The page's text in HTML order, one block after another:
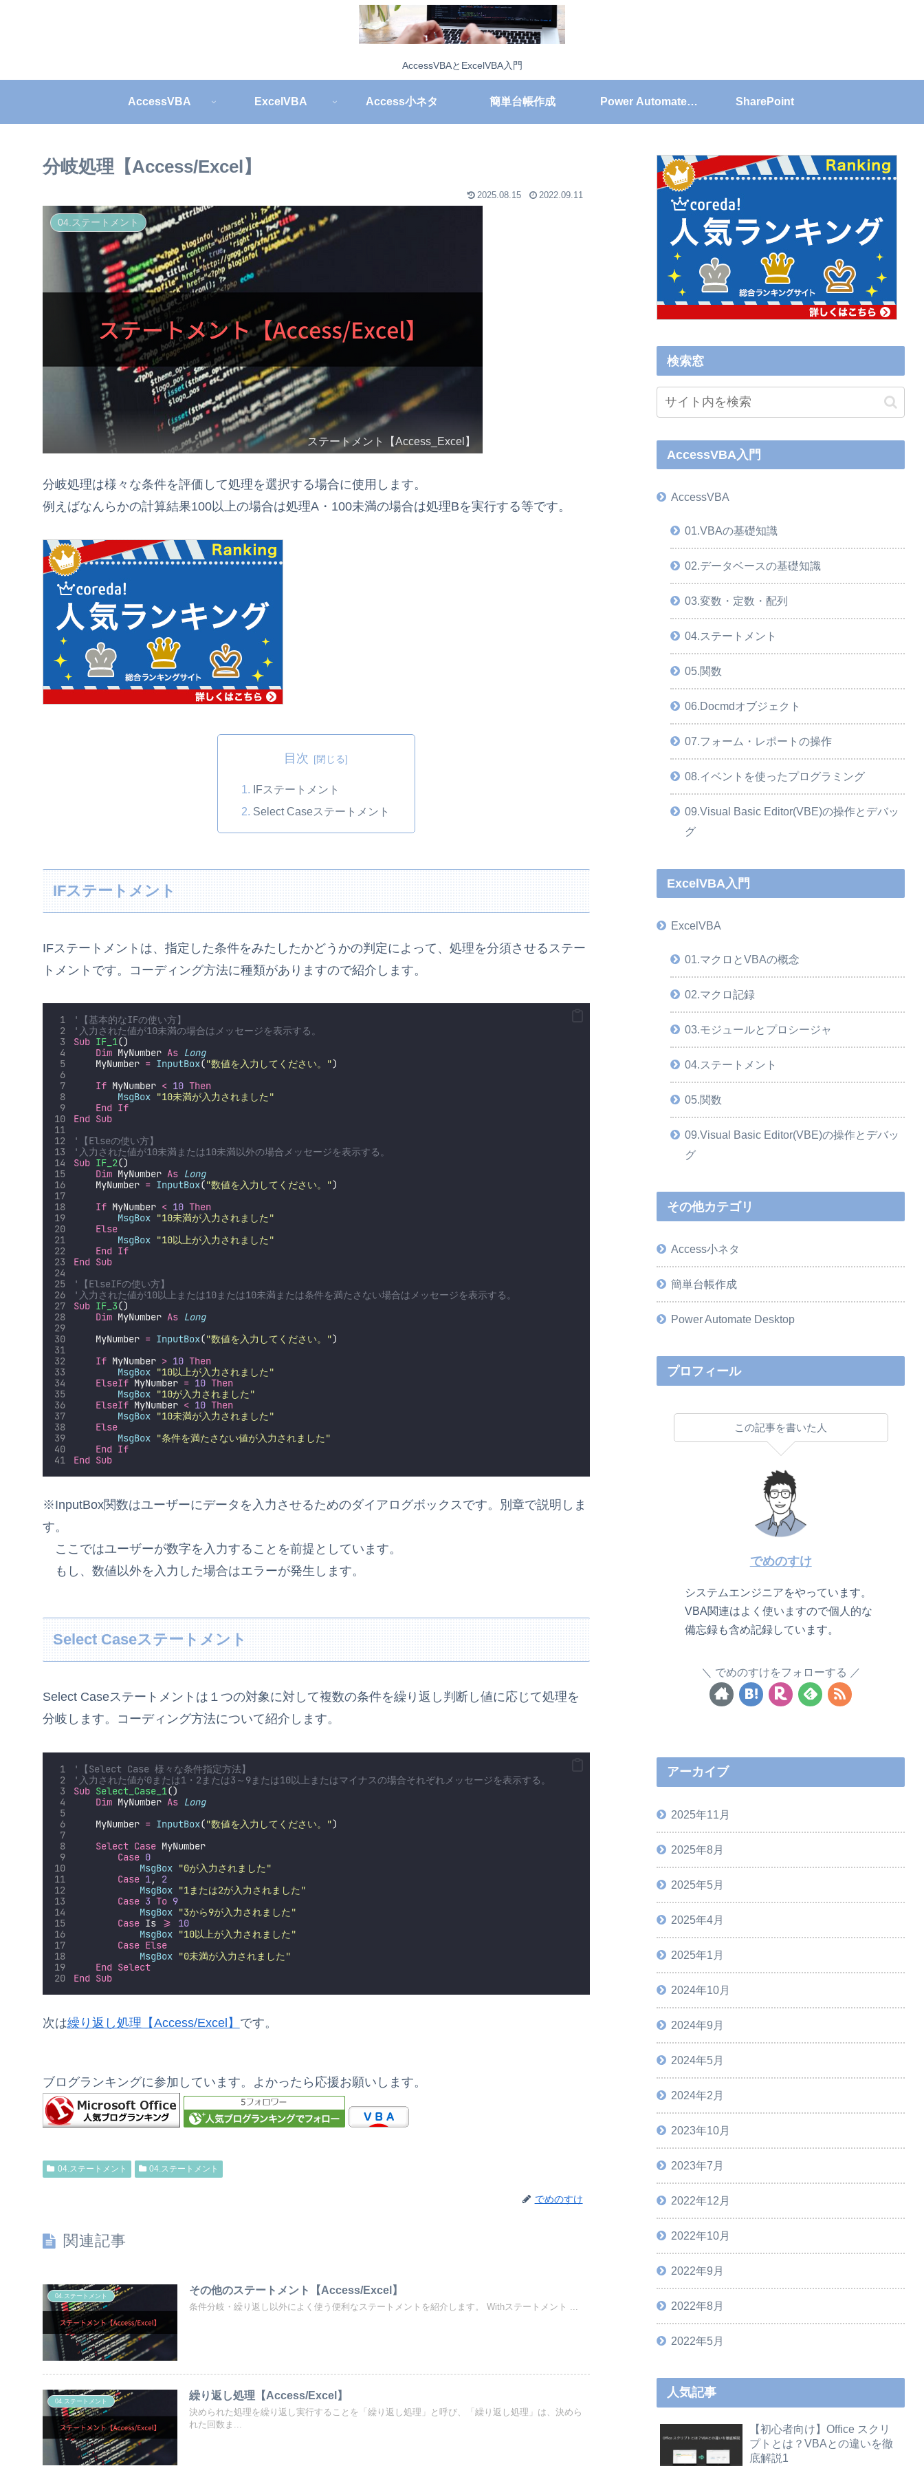
AccessVBAとExcelVBA入門
AccessVBA ExcelVBA Access小ネタ 簡単台帳作成 Power Automate SharePoint
分岐処理【Access/Excel】
2025.08.15 2022.09.11
04.ステートメント
ステートメント【Access_Excel】
分岐処理は様々な条件を評価して処理を選択する場合に使用します。
例えばなんらかの計算結果100以上の場合は処理A・100未満の場合は処理Bを実行する等です。
目次
IFステートメント
Select Caseステートメント
IFステートメント
IFステートメントは、指定した条件をみたしたかどうかの判定によって、処理を分須させるステー
トメントです。コーディング方法に種類がありますので紹介します。
'【基本的なIFの使い方】
'入力された値が10未満の場合はメッセージを表示する。
Sub IF_1()
Dim MyNumber As Long
    MyNumber
= InputBox("数値を入力してください。 ")
If MyNumber < 10 Then
MsgBox "10未満が入力されました "
End If
End Sub
'【Elseの使い方】
'入力された値が10未満または10未満以外の場合メッセージを表示する。
Sub IF_2()
Dim MyNumber As Long
    MyNumber
= InputBox("数値を入力してください。 ")
If MyNumber < 10 Then
MsgBox "10未満が入力されました "
Else
MsgBox "10以上が入力されました "
End If
End Sub
'【ElseIFの使い方】
'入力された値が10以上または10または10未満または条件を満たさない場合はメッセージを表示する。
Sub IF_3()
Dim MyNumber As Long
    MyNumber
= InputBox("数値を入力してください。 ")
If MyNumber > 10 Then
MsgBox "10以上が入力されました "
ElseIf MyNumber = 10 Then
MsgBox "10が入力されました "
ElseIf MyNumber < 10 Then
MsgBox "10未満が入力されました "
Else
MsgBox "条件を満たさない値が入力されました "
End If
End Sub
※InputBox関数はユーザーにデータを入力させるためのダイアログボックスです。別章で説明しま
す。
ここではユーザーが数字を入力することを前提としています。
もし、数値以外を入力した場合はエラーが発生します。
Select Caseステートメント
Select Caseステートメントは１つの対象に対して複数の条件を繰り返し判断し値に応じて処理を
分岐します。コーディング方法について紹介します。
'【Select Case 様々な条件指定方法】
'入力された値が0または1・2または3～9または10以上またはマイナスの場合それぞれメッセージを表示する。
Sub Select_Case_1()
Dim MyNumber As Long
    MyNumber
= InputBox("数値を入力してください。 ")
Select Case MyNumber
Case 0
MsgBox "0が入力されました "
Case 1, 2
MsgBox "1または2が入力されました "
Case 3 To 9
MsgBox "3から9が入力されました "
Case Is >=
10
MsgBox "10以上が入力されました "
Case Else
MsgBox "0未満が入力されました "
End Select
End Sub
次は繰り返し処理【Access/Excel】 です。
ブログランキングに参加しています。よかったら応援お願いします。
04.ステートメント 04.ステートメント
でめのすけ
関連記事
04.ステートメント その他のステートメント【Access/Excel】
条件分岐・繰り返し以外によく使う便利なステートメントを紹介します。 Withステートメント ...
04.ステートメント 繰り返し処理【Access/Excel】
決められた処理を繰り返し実行することを「繰り返し処理」と呼び、「繰り返し処理」は、決めら
れた回数ま...
検索窓
AccessVBA入門
AccessVBA
01.VBAの基礎知識
02.データベースの基礎知識
03.変数・定数・配列
04.ステートメント
05.関数
06.Docmdオブジェクト
07.フォーム・レポートの操作
08.イベントを使ったプログラミング
09.Visual Basic Editor(VBE)の操作とデバッ
グ
ExcelVBA入門
ExcelVBA
01.マクロとVBAの概念
02.マクロ記録
03.モジュールとプロシージャ
04.ステートメント
05.関数
09.Visual Basic Editor(VBE)の操作とデバッ
グ
その他カテゴリ
Access小ネタ
簡単台帳作成
Power Automate Desktop
プロフィール
この記事を書いた人
でめのすけ
システムエンジニアをやっています。
VBA関連はよく使いますので個人的な
備忘録も含め記録しています。
でめのすけをフォローする
アーカイブ
2025年11月
2025年8月
2025年5月
2025年4月
2025年1月
2024年10月
2024年9月
2024年5月
2024年2月
2023年10月
2023年7月
2022年12月
2022年10月
2022年9月
2022年8月
2022年5月
人気記事
【初心者向け】Office スクリ
プトとは？VBAとの違いを徹
底解説1